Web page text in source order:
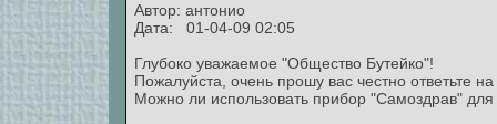
Автор: антонио
Дата: 01-04-09 02:05
Глубоко уважаемое "Общество Бутейко"!
Пожалуйста, очень прошу вас честно ответьте
Можно ли использовать прибор "Самоздрав"